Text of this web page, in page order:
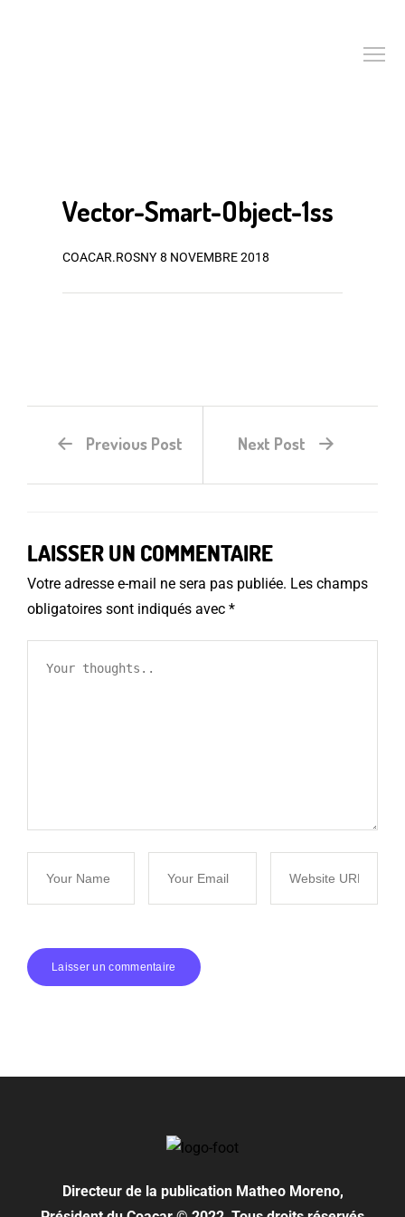
Vector-Smart-Object-1ss
COACAR.ROSNY 8 NOVEMBRE 2018
Previous Post Next Post
LAISSER UN COMMENTAIRE
Votre adresse e-mail ne sera pas publiée. Les champs
obligatoires sont indiqués avec *
Directeur de la publicationMatheo Moreno,